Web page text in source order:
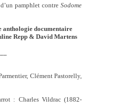
pamphlet contreSodome
anthologie documentaire
Repp & David Martens
Clément Pastorelly,
: Charles Vildrac (1882-